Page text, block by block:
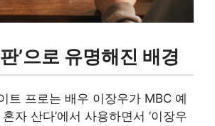
’으로 유명해진 배경
트 프로는 배우 이장우가 MBC 예
자 산다’에서 사용하면서 ‘이장우